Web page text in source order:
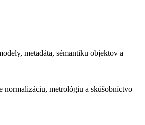
metadáta, sémantiku objektov a
metrológiu a skúšobníctvo